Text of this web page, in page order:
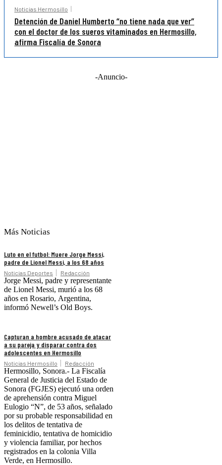
Noticias Hermosillo
Detención de Daniel Humberto “no tiene nada que ver”
con el doctor de los sueros vitaminados en Hermosillo,
afirma Fiscalía de Sonora
-Anuncio-
Más Noticias
Luto en el futbol: Muere Jorge Messi,
padre de Lionel Messi, a los 68 años
Noticias Deportes Redacción
Jorge Messi, padre y representante
de Lionel Messi, murió a los 68
años en Rosario, Argentina,
informó Newell’s Old Boys.
Capturan a hombre acusado de atacar
a su pareja y disparar contra dos
adolescentes en Hermosillo
Noticias Hermosillo Redacción
Hermosillo, Sonora.- La Fiscalía
General de Justicia del Estado de
Sonora (FGJES) ejecutó una orden
de aprehensión contra Miguel
Eulogio “N”, de 53 años, señalado
por su probable responsabilidad en
los delitos de tentativa de
feminicidio, tentativa de homicidio
y violencia familiar, por hechos
registrados en la colonia Villa
Verde, en Hermosillo.